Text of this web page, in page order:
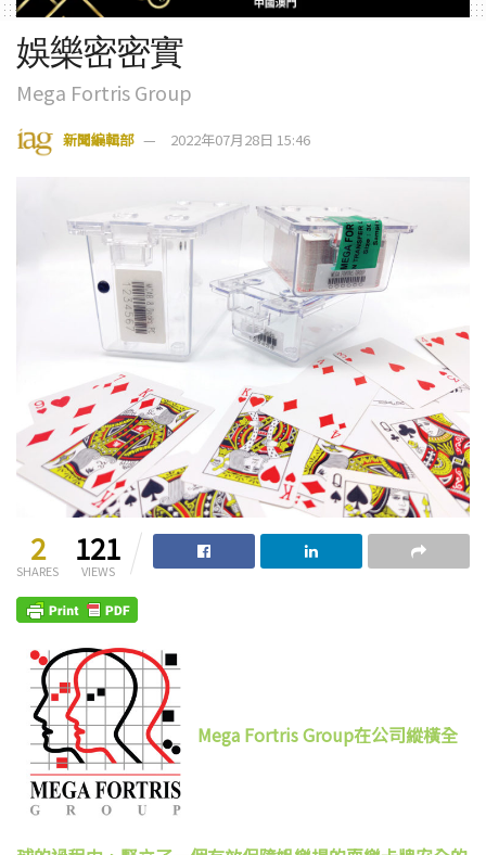
娛樂密密實
Mega Fortris Group
新聞編輯部 2022年07月28日 15:46
2
SHARES
121
VIEWS
Mega Fortris Group在公司縱橫全